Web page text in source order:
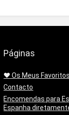
Páginas
❤️ Os Meus Favoritos
Contacto
Encomendas para
Espanha